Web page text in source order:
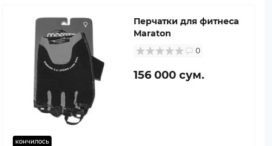
кончилось
Перчатки для фитнеса
Maraton
0
156 000 сум.